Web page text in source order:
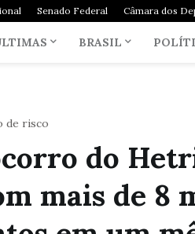
Senado Federal Câmara dos
BRASIL
de risco
do
mais de 8